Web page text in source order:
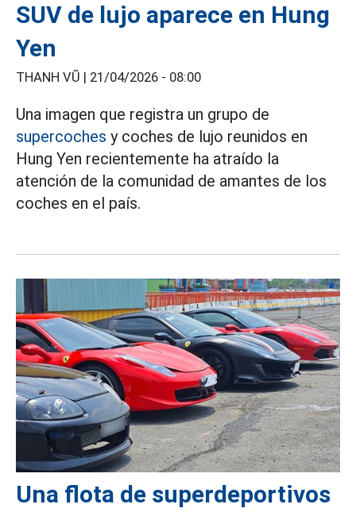
SUV de lujo aparece en Hung
Yen
THANH VŨ | 21/04/2026 - 08:00
Una imagen que registra un grupo de
supercoches y coches de lujo reunidos en
Hung Yen recientemente ha atraído la
atención de la comunidad de amantes de los
coches en el país.
Una flota de superdeportivos